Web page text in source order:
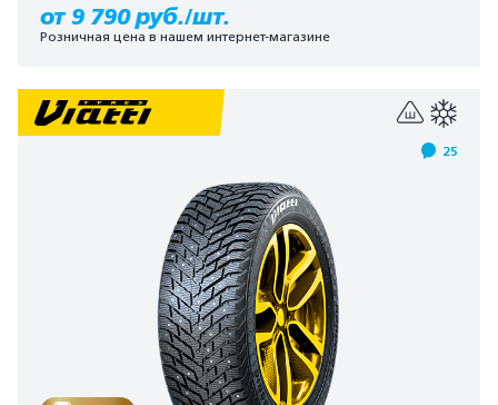
от 9 790 руб./шт.
Розничная цена в нашем интернет-магазине
25